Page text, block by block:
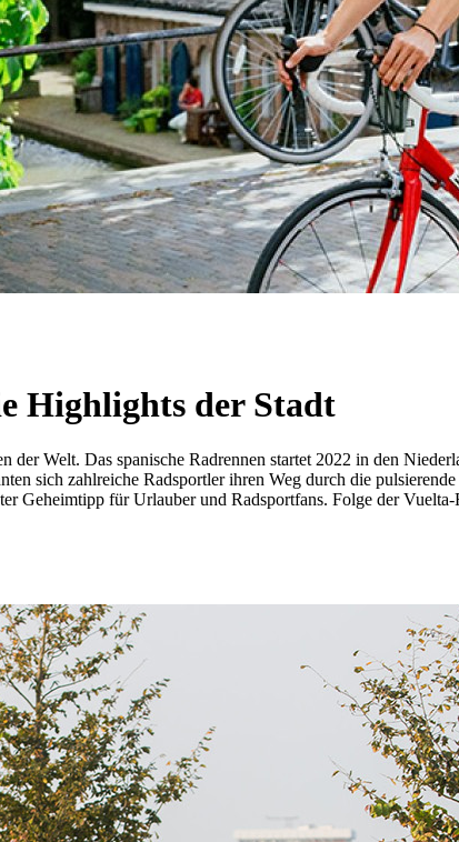
Highlights der Stadt
Welt. Das spanische Radrennen startet 2022 in den
sich zahlreiche Radsportler ihren Weg durch die
Geheimtipp für Urlauber und Radsportfans. Folge der